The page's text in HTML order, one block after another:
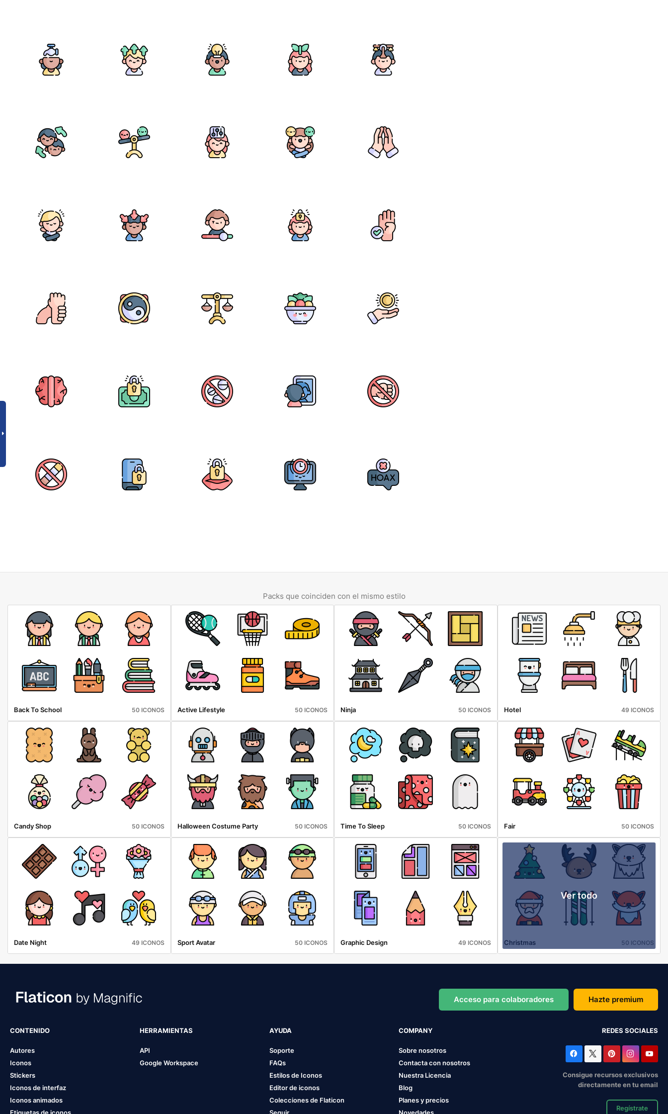
Packs que coinciden con el mismo estilo
Back To School 50 ICONOS Active Lifestyle 50 ICONOS Ninja 50 ICONOS Hotel 49 ICONOS
Candy Shop 50 ICONOS Halloween Costume Party 50 ICONOS Time To Sleep 50 ICONOS Fair 50 ICONOS
Date Night 49 ICONOS Sport Avatar 50 ICONOS Graphic Design 49 ICONOS
Ver todo
Christmas 50 ICONOS
Acceso para colaboradores Hazte premium
CONTENIDO
Autores
Iconos
Stickers
Iconos de interfaz
Iconos animados
HERRAMIENTAS
API
Google Workspace
AYUDA
Soporte
FAQs
Estilos de Iconos
Editor de iconos
Colecciones de Flaticon
COMPANY
Sobre nosotros
Contacta con nosotros
Nuestra Licencia
Blog
Planes y precios
REDES SOCIALES
Consigue recursos exclusivos
directamente en tu email
Regístrate